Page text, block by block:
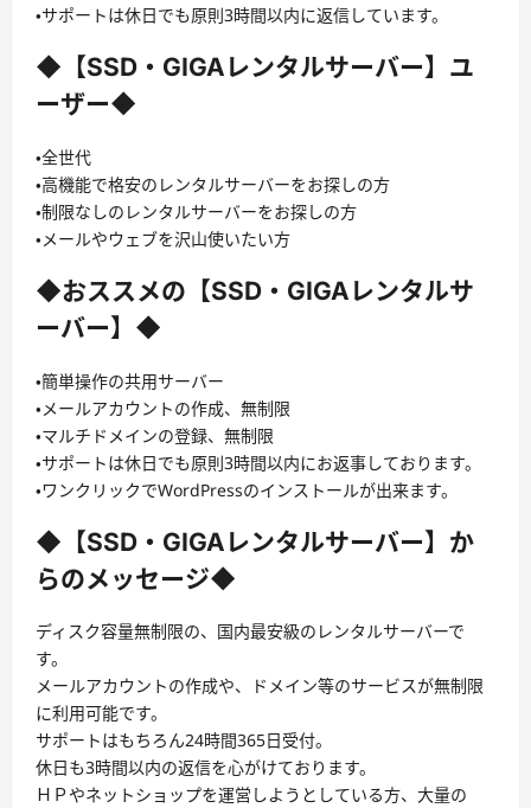
・サポートは休日でも原則3時間以内に返信しています。
◆【SSD・GIGAレンタルサーバー】ユ
ーザー◆
・全世代
・高機能で格安のレンタルサーバーをお探しの方
・制限なしのレンタルサーバーをお探しの方
・メールやウェブを沢山使いたい方
◆おススメの【SSD・GIGAレンタルサ
ーバー】◆
・簡単操作の共用サーバー
・メールアカウントの作成、無制限
・マルチドメインの登録、無制限
・サポートは休日でも原則3時間以内にお返事しております。
・ワンクリックでWordPressのインストールが出来ます。
◆【SSD・GIGAレンタルサーバー】か
らのメッセージ◆
ディスク容量無制限の、国内最安級のレンタルサーバーで
す。
メールアカウントの作成や、ドメイン等のサービスが無制限
に利用可能です。
サポートはもちろん24時間365日受付。
休日も3時間以内の返信を心がけております。
ＨＰやネットショップを運営しようとしている方、大量の